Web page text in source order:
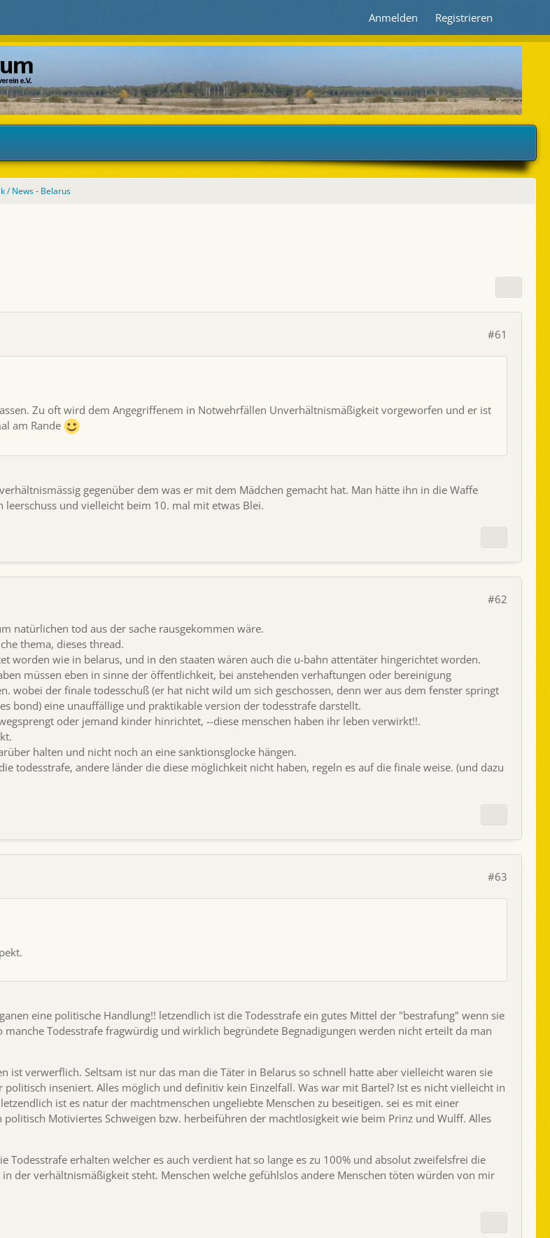
Anmelden Registrieren
/ News - Belarus
#61
Zu oft wird dem Angegriffenem in Notwehrfällen Unverhältnismäßigkeit vorgeworfen und er ist
am Rande
gegenüber dem was er mit dem Mädchen gemacht hat. Man hätte ihn in die Waffe
leerschuss und vielleicht beim 10. mal mit etwas Blei.
#62
natürlichen tod aus der sache rausgekommen wäre.
thema, dieses thread.
worden wie in belarus, und in den staaten wären auch die u-bahn attentäter hingerichtet worden.
müssen eben in sinne der öffentlichkeit, bei anstehenden verhaftungen oder bereinigung
wobei der finale todesschuß (er hat nicht wild um sich geschossen, denn wer aus dem fenster springt
bond) eine unauffällige und praktikable version der todesstrafe darstellt.
oder jemand kinder hinrichtet, --diese menschen haben ihr leben verwirkt!!.
halten und nicht noch an eine sanktionsglocke hängen.
todesstrafe, andere länder die diese möglichkeit nicht haben, regeln es auf die finale weise. (und dazu
#63
eine politische Handlung!! letzendlich ist die Todesstrafe ein gutes Mittel der "bestrafung" wenn sie
manche Todesstrafe fragwürdig und wirklich begründete Begnadigungen werden nicht erteilt da man
ist verwerflich. Seltsam ist nur das man die Täter in Belarus so schnell hatte aber vielleicht waren sie
inseniert. Alles möglich und definitiv kein Einzelfall. Was war mit Bartel? Ist es nicht vielleicht in
ist es natur der machtmenschen ungeliebte Menschen zu beseitigen. sei es mit einer
Motiviertes Schweigen bzw. herbeiführen der machtlosigkeit wie beim Prinz und Wulff. Alles
Todesstrafe erhalten welcher es auch verdient hat so lange es zu 100% und absolut zweifelsfrei die
der verhältnismäßigkeit steht. Menschen welche gefühlslos andere Menschen töten würden von mir